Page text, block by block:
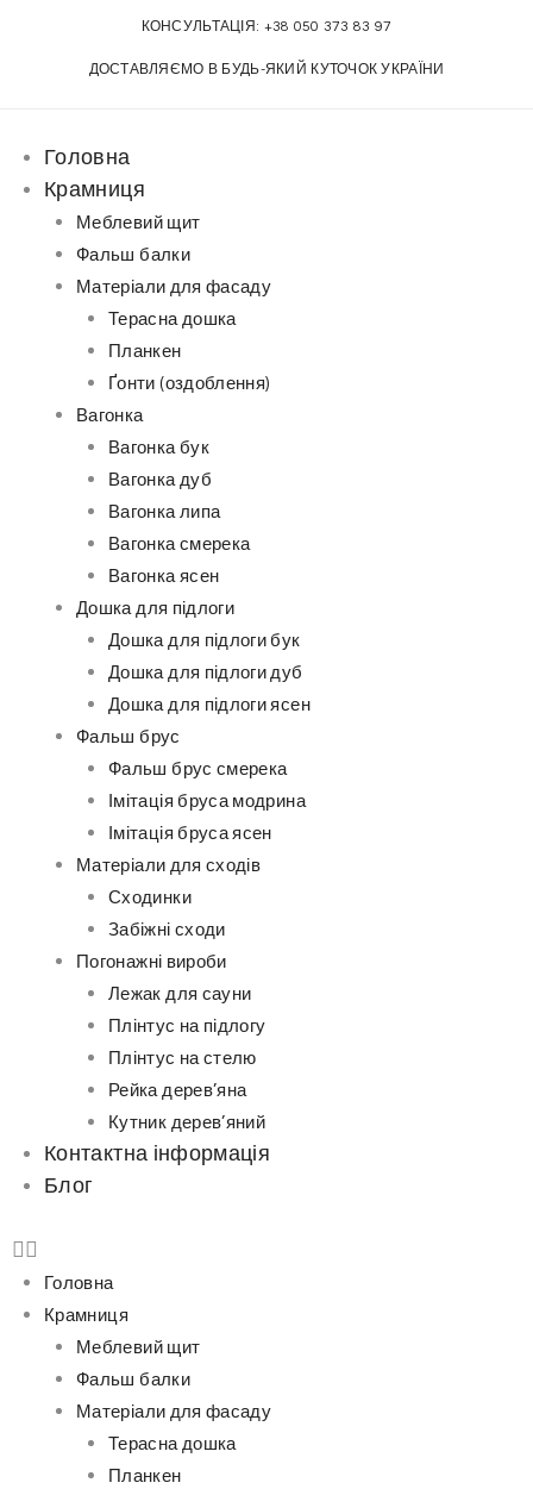
КОНСУЛЬТАЦІЯ: +38 050 373 83 97
ДОСТАВЛЯЄМО В БУДЬ-ЯКИЙ КУТОЧОК УКРАЇНИ
Головна
Крамниця
Меблевий щит
Фальш балки
Матеріали для фасаду
Терасна дошка
Планкен
Ґонти (оздоблення)
Вагонка
Вагонка бук
Вагонка дуб
Вагонка липа
Вагонка смерека
Вагонка ясен
Дошка для підлоги
Дошка для підлоги бук
Дошка для підлоги дуб
Дошка для підлоги ясен
Фальш брус
Фальш брус смерека
Імітація бруса модрина
Імітація бруса ясен
Матеріали для сходів
Сходинки
Забіжні сходи
Погонажні вироби
Лежак для сауни
Плінтус на підлогу
Плінтус на стелю
Рейка дерев’яна
Кутник дерев’яний
Контактна інформація
Блог
Головна
Крамниця
Меблевий щит
Фальш балки
Матеріали для фасаду
Терасна дошка
Планкен